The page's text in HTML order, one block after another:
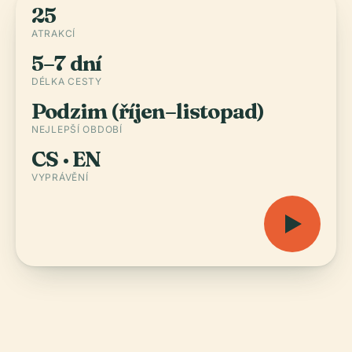
25
ATRAKCÍ
5–7 dní
DÉLKA CESTY
Podzim (říjen–listopad)
NEJLEPŠÍ OBDOBÍ
CS · EN
VYPRÁVĚNÍ